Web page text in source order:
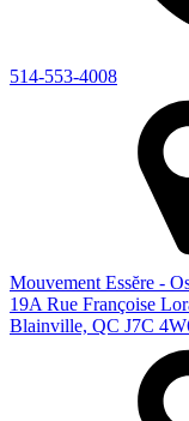
514-553-4008
Mouvement Essĕre -
19A Rue Françoise
Blainville, QC J7C